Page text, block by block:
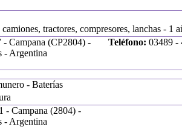
camiones, tractores, compresores, lanchas - 1
- Campana (CP2804) -
- Argentina
Teléfono: 03489 -
- Baterías
- Campana (2804) -
- Argentina